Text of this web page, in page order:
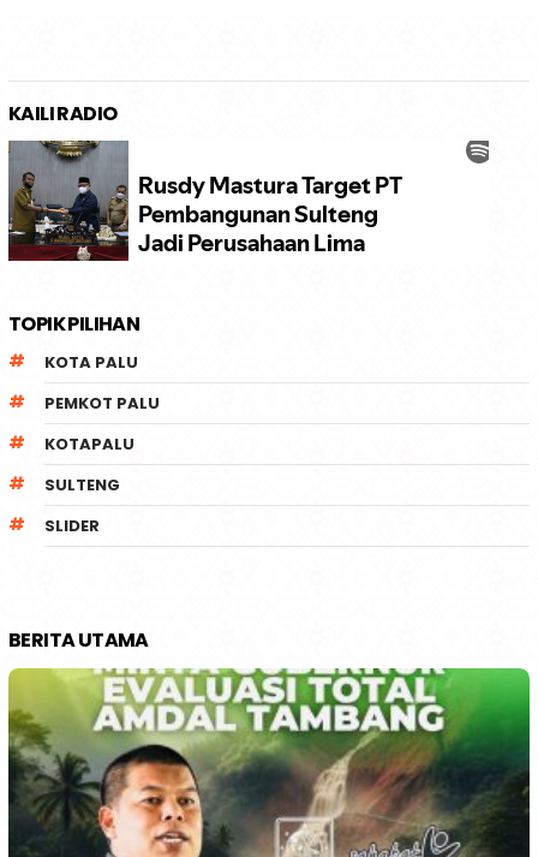
KAILI RADIO
TOPIK PILIHAN
KOTA PALU
PEMKOT PALU
KOTAPALU
SULTENG
SLIDER
BERITA UTAMA